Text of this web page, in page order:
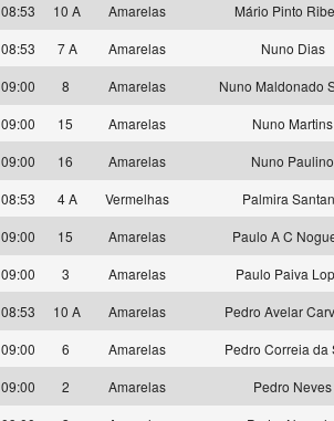
08:53
10 A Amarelas
Mário Pinto
08:53
7 A Amarelas
Nuno Dias
09:00
8 Amarelas
Nuno Maldonado
09:00
15 Amarelas
Nuno Martins
09:00
16 Amarelas
Nuno Paulino
08:53
4 A Vermelhas
Palmira
09:00
15 Amarelas
Paulo A C
09:00
3 Amarelas
Paulo Paiva
08:53
10 A Amarelas
Pedro Avelar
09:00
6 Amarelas
Pedro Correia da
09:00
2 Amarelas
Pedro Neves